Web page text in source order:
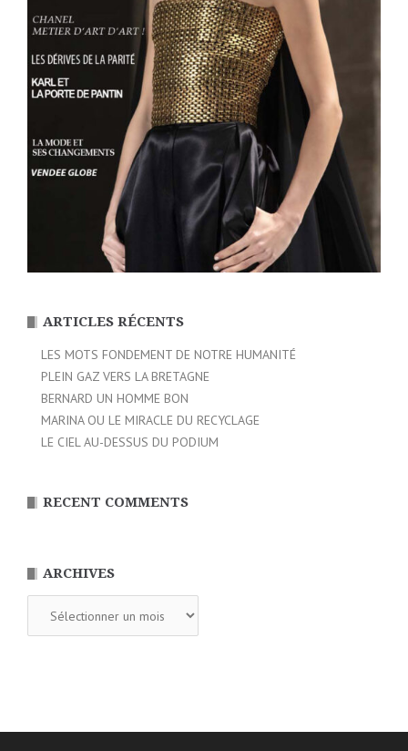
ARTICLES RÉCENTS
LES MOTS FONDEMENT DE NOTRE HUMANITÉ
PLEIN GAZ VERS LA BRETAGNE
BERNARD UN HOMME BON
MARINA OU LE MIRACLE DU RECYCLAGE
LE CIEL AU-DESSUS DU PODIUM
RECENT COMMENTS
ARCHIVES